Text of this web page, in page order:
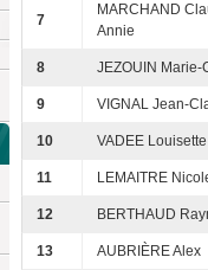
7
MARCHAND
Annie
8 JEZOUIN Marie-
9 VIGNAL Jean-
10 VADEE Louisette
11 LEMAITRE
12 BERTHAUD
13 AUBRIÈRE Alex